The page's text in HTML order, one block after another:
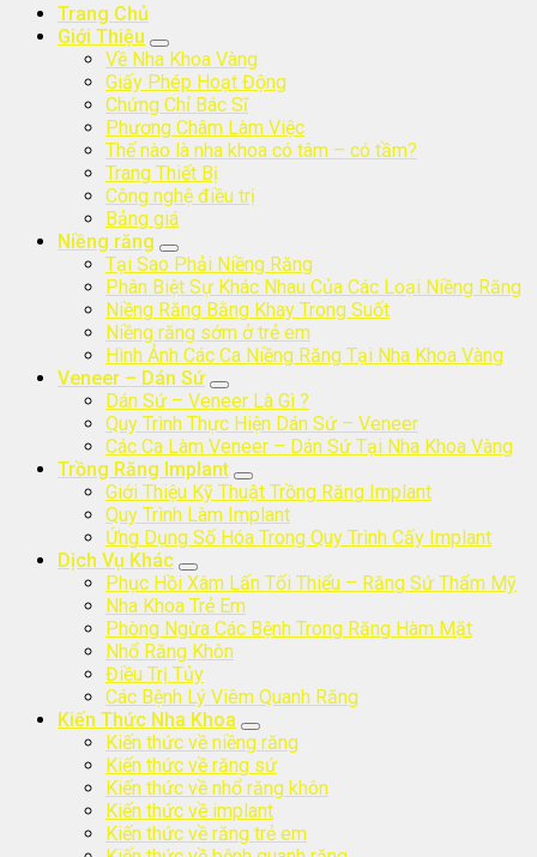
Trang Chủ
Giới Thiệu
Về Nha Khoa Vàng
Giấy Phép Hoạt Động
Chứng Chỉ Bác Sĩ
Phương Châm Làm Việc
Thế nào là nha khoa có tâm – có tầm?
Trang Thiết Bị
Công nghệ điều trị
Bảng giá
Niềng răng
Tại Sao Phải Niềng Răng
Phân Biệt Sự Khác Nhau Của Các Loại Niềng Răng
Niềng Răng Bằng Khay Trong Suốt
Niềng răng sớm ở trẻ em
Hình Ảnh Các Ca Niềng Răng Tại Nha Khoa Vàng
Veneer – Dán Sứ
Dán Sứ – Veneer Là Gì ?
Quy Trình Thực Hiện Dán Sứ – Veneer
Các Ca Làm Veneer – Dán Sứ Tại Nha Khoa Vàng
Trồng Răng Implant
Giới Thiệu Kỹ Thuật Trồng Răng Implant
Quy Trình Làm Implant
Ứng Dụng Số Hóa Trong Quy Trình Cấy Implant
Dịch Vụ Khác
Phục Hồi Xâm Lấn Tối Thiểu – Răng Sứ Thẩm Mỹ
Nha Khoa Trẻ Em
Phòng Ngừa Các Bệnh Trong Răng Hàm Mặt
Nhổ Răng Khôn
Điều Trị Tủy
Các Bệnh Lý Viêm Quanh Răng
Kiến Thức Nha Khoa
Kiến thức về niềng răng
Kiến thức về răng sứ
Kiến thức về nhổ răng khôn
Kiến thức về implant
Kiến thức về răng trẻ em